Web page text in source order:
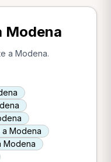
Modena
a Modena.
a Modena
Modena